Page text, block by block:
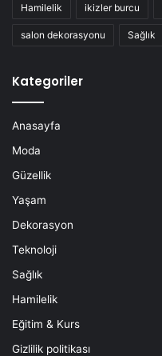
Hamilelik ikizler burcu
salon dekorasyonu Sağlık
Kategoriler
Anasayfa
Moda
Güzellik
Yaşam
Dekorasyon
Teknoloji
Sağlık
Hamilelik
Eğitim & Kurs
Gizlilik politikası